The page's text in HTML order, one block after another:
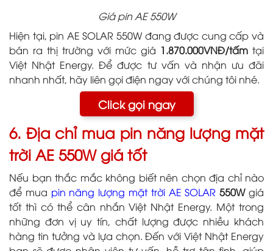
Giá pin AE 550W
Hiện tại, pin AE SOLAR 550W đang được cung cấp và
bán ra thị trường với mức giá 1.870.000VNĐ/tấm tại
Việt Nhật Energy. Để được tư vấn và nhận ưu đãi
nhanh nhất, hãy liên gọi điện ngay với chúng tôi nhé.
Click gọi ngay
6. Địa chỉ mua pin năng lượng mặt
trời AE 550W giá tốt
Nếu bạn thắc mắc không biết nên chọn địa chỉ nào
để mua pin năng lượng mặt trời AE SOLAR 550Wgiá
tốt thì có thể cân nhắn Việt Nhật Energy. Một trong
những đơn vị uy tín, chất lượng được nhiều khách
hàng tin tưởng và lựa chọn. Đến với Việt Nhật Energy